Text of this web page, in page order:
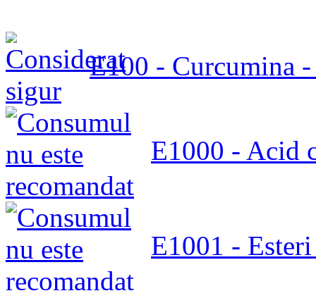
E100 - Curcumina
E1000 - Acid
E1001 -